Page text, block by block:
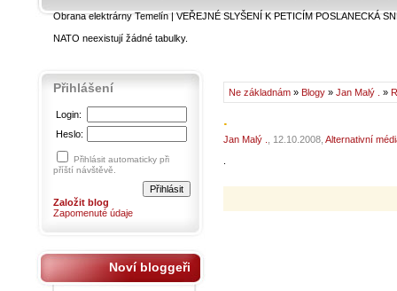
Obrana elektrárny Temelín|VEŘEJNÉ SLYŠENÍ K PETICÍM POSLANECKÁ
NATO neexistují žádné tabulky.
Ne základnám » Blogy » Jan Malý . »
.
Jan Malý . , 12.10.2008, Alternativní
Přihlášení
Login:
Heslo:
Přihlásit automaticky při
příští návštěvě.
Založit blog
Zapomenuté údaje
Noví bloggeři